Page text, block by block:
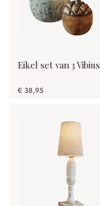
Eikel set van 3 Vibius
€ 38,95